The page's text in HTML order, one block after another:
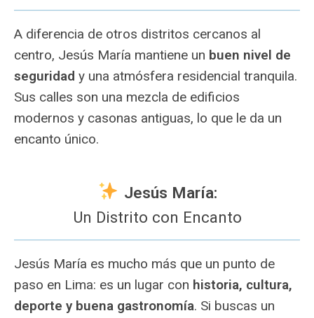
A diferencia de otros distritos cercanos al
centro, Jesús María mantiene un buen nivel de
seguridad y una atmósfera residencial tranquila.
Sus calles son una mezcla de edificios
modernos y casonas antiguas, lo que le da un
encanto único.
Jesús María:
Un Distrito con Encanto
Jesús María es mucho más que un punto de
paso en Lima: es un lugar con historia, cultura,
deporte y buena gastronomía. Si buscas un